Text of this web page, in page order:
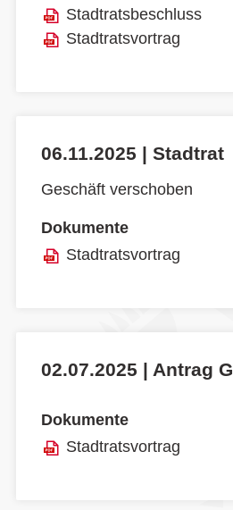
Stadtratsbeschluss
Stadtratsvortrag
06.11.2025 | Stadtrat
Geschäft verschoben
Dokumente
Stadtratsvortrag
02.07.2025 | Antrag
Dokumente
Stadtratsvortrag